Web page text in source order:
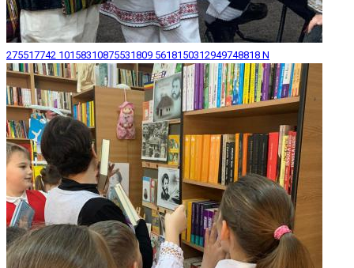
275517742 10158310875531809 5618150312949748818 N